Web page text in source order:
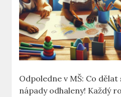
Odpoledne v MŠ: Co
nápady odhaleny! Každý